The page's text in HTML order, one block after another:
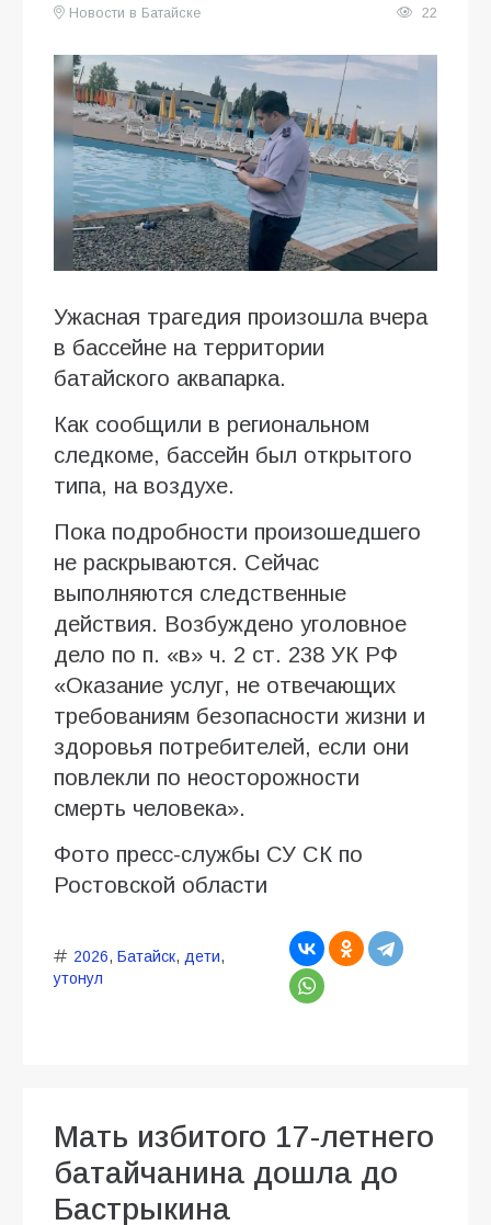
Новости в Батайске
22
Ужасная трагедия произошла вчера
в бассейне на территории
батайского аквапарка.
Как сообщили в региональном
следкоме, бассейн был открытого
типа, на воздухе.
Пока подробности произошедшего
не раскрываются. Сейчас
выполняются следственные
действия. Возбуждено уголовное
дело по п. «в» ч. 2 ст. 238 УК РФ
«Оказание услуг, не отвечающих
требованиям безопасности жизни и
здоровья потребителей, если они
повлекли по неосторожности
смерть человека».
Фото пресс-службы СУ СК по
Ростовской области
2026, Батайск, дети,
утонул
Мать избитого 17-летнего
батайчанина дошла до
Бастрыкина